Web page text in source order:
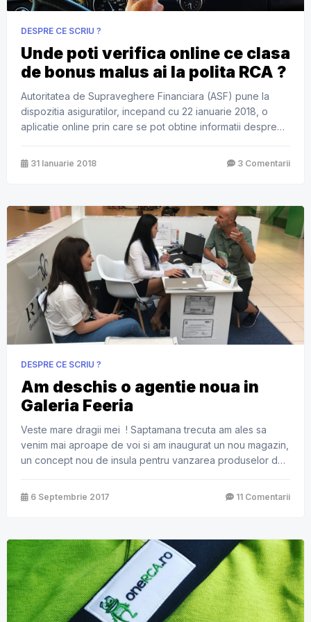
DESPRE CE SCRIU ?
Unde poti verifica online ce clasa
de bonus malus ai la polita RCA ?
Autoritatea de Supraveghere Financiara (ASF) pune la
dispozitia asiguratilor, incepand cu 22 ianuarie 2018, o
aplicatie online prin care se pot obtine informatii despre
asigurat prin RCA. Cautarea se poate face simultan pentru
31 Ianuarie 2018 3 Comentarii
DESPRE CE SCRIU ?
Am deschis o agentie noua in
Galeria Feeria
Veste mare dragii mei ! Saptamana trecuta am ales sa
venim mai aproape de voi si am inaugurat un nou magazin,
un concept nou de insula pentru vanzarea produselor de
City, in incinta galeriei Feeria, in linia caselor de marcat
Carrefour. Am auzit ca ar mai fi si […]
6 Septembrie 2017 11 Comentarii